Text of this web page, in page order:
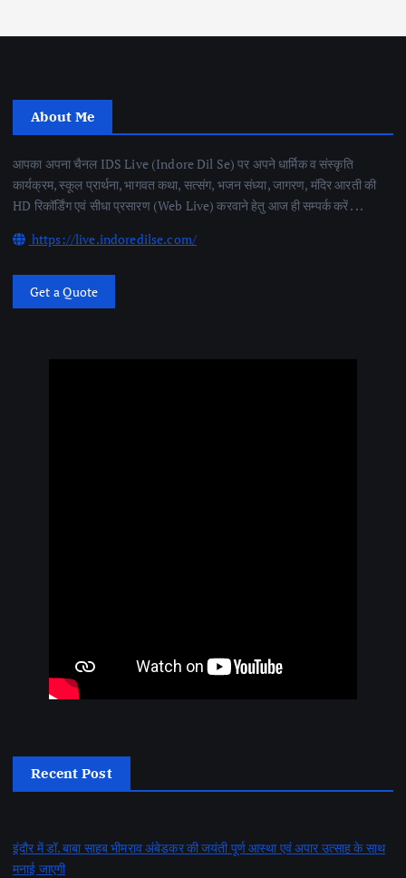
About Me
आपका अपना चैनल IDS Live (Indore Dil Se) पर अपने धार्मिक व संस्कृति
कार्यक्रम, स्कूल प्रार्थना, भागवत कथा, सत्संग, भजन संध्या, जागरण, मंदिर आरती की
HD रिकॉर्डिंग एवं सीधा प्रसारण (Web Live) करवाने हेतु आज ही सम्पर्क करें . . .
https://live.indoredilse.com/
Get a Quote
Recent Post
इंदौर में डॉ. बाबा साहब भीमराव अंबेडकर की जयंती पूर्ण आस्था एवं अपार उत्साह के साथ
मनाई जाएगी